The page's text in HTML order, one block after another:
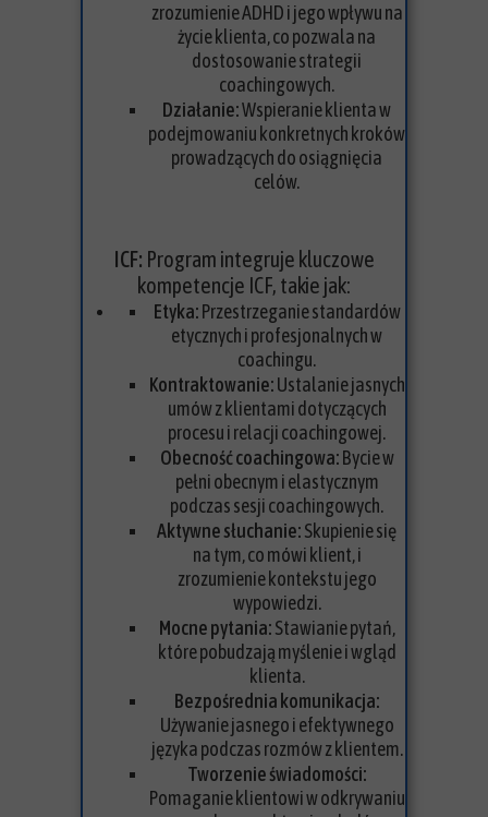
zrozumienie ADHD i jego wpływu na
życie klienta, co pozwala na
dostosowanie strategii
coachingowych.
Działanie:Wspieranie klienta w
podejmowaniu konkretnych kroków
prowadzących do osiągnięcia
celów.
ICF: Program integruje kluczowe
kompetencje ICF, takie jak:
Etyka:Przestrzeganie standardów
etycznych i profesjonalnych w
coachingu.
Kontraktowanie:Ustalanie jasnych
umów z klientami dotyczących
procesu i relacji coachingowej.
Obecność coachingowa:Bycie w
pełni obecnym i elastycznym
podczas sesji coachingowych.
Aktywne słuchanie:Skupienie się
na tym, co mówi klient, i
zrozumienie kontekstu jego
wypowiedzi.
Mocne pytania:Stawianie pytań,
które pobudzają myślenie i wgląd
klienta.
Bezpośrednia komunikacja:
Używanie jasnego i efektywnego
języka podczas rozmów z klientem.
Tworzenie świadomości:
Pomaganie klientowi w odkrywaniu